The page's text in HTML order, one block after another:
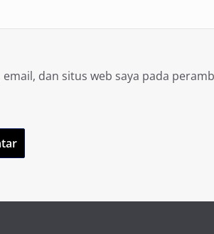
email, dan situs web saya pada